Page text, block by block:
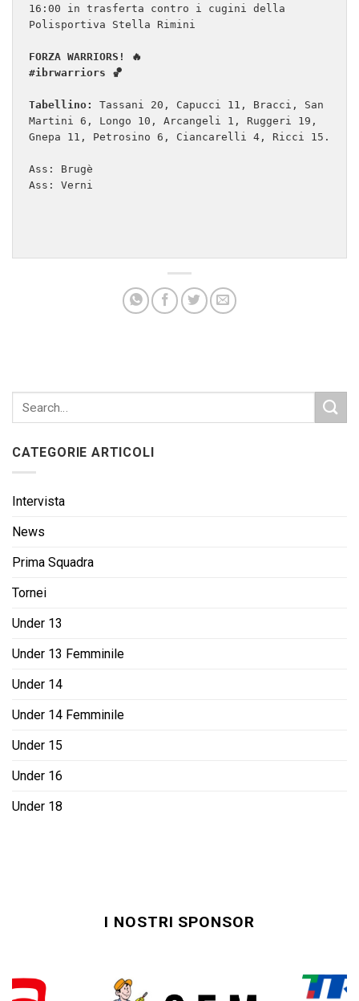
16:00 in trasferta contro i cugini della
Polisportiva Stella Rimini
FORZA WARRIORS! 🔥
#ibrwarriors 🏀
Tabellino:
Tassani 20, Capucci 11, Bracci, San
Martini 6, Longo 10, Arcangeli 1, Ruggeri 19,
Gnepa 11, Petrosino 6, Ciancarelli 4, Ricci 15.
Ass: Brugè
Ass: Verni
CATEGORIE ARTICOLI
Intervista
News
Prima Squadra
Tornei
Under 13
Under 13 Femminile
Under 14
Under 14 Femminile
Under 15
Under 16
Under 18
I NOSTRI SPONSOR